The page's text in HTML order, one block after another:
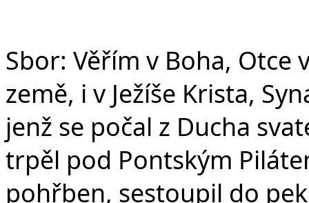
Sbor: Věřím v Boha,
země, i v Ježíše Krista,
jenž se počal z Ducha
trpěl pod Pontským
pohřben, sestoupil do